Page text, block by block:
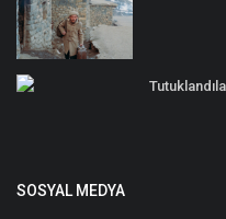
SOSYAL MEDYA